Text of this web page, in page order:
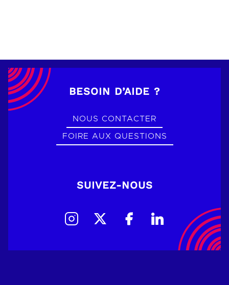
BESOIN D’AIDE ?
NOUS CONTACTER
FOIRE AUX QUESTIONS
SUIVEZ-NOUS